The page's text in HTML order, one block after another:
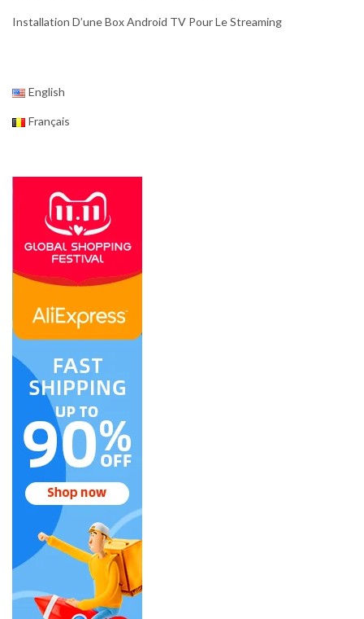
Installation D’une Box Android TV Pour Le Streaming
English
Français